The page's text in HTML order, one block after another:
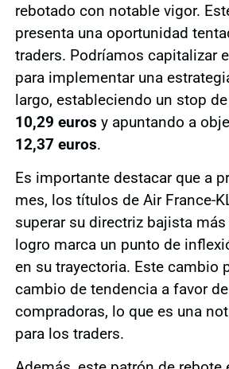
rebotado con notable vigor.
presenta una oportunidad
traders. Podríamos capitalizar
para implementar una
largo, estableciendo un stop
10,29 euros y apuntando a
12,37 euros.
Es importante destacar que a
mes, los títulos de Air France-
superar su directriz bajista
logro marca un punto de
en su trayectoria. Este cambio
cambio de tendencia a favor
compradoras, lo que es una
para los traders.